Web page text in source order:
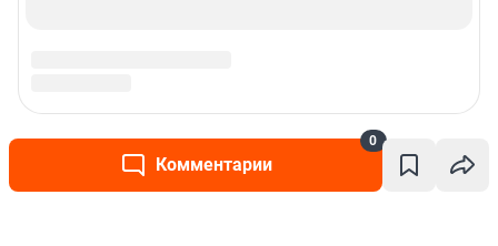
Комментарии
0